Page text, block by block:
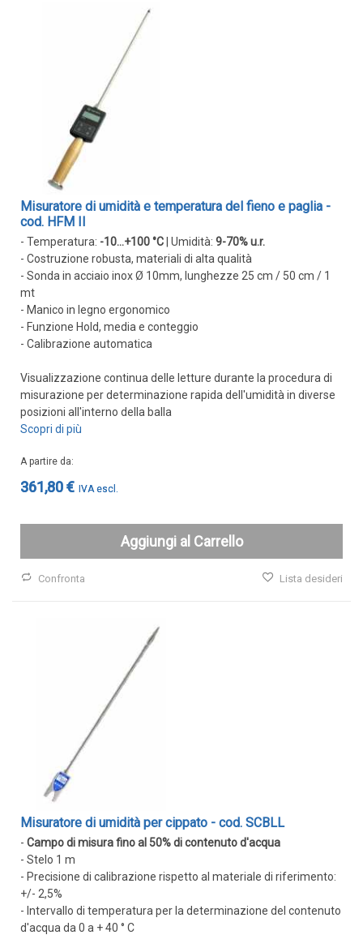
Misuratore di umidità e temperatura del fieno e paglia -
cod. HFM II
- Temperatura: -10...+100 °C | Umidità: 9-70% u.r.
- Costruzione robusta, materiali di alta qualità
- Sonda in acciaio inox Ø 10mm, lunghezze 25 cm / 50 cm / 1
mt
- Manico in legno ergonomico
- Funzione Hold, media e conteggio
- Calibrazione automatica
Visualizzazione continua delle letture durante la procedura di
misurazione per determinazione rapida dell'umidità in diverse
posizioni all'interno della balla
Scopri di più
A partire da
361,80 €
Aggiungi al Carrello
Lista desideri
Confronta
Misuratore di umidità per cippato - cod. SCBLL
- Campo di misura fino al 50% di contenuto d'acqua
- Stelo 1 m
- Precisione di calibrazione rispetto al materiale di riferimento:
+/- 2,5%
- Intervallo di temperatura per la determinazione del contenuto
d'acqua da 0 a + 40 ° C
Trasmettitori per testa
Termostati e Regolatori
Unità di controllo ambiente
Termostati e regolatori digitali
Termostati ambiente
Termostati a contatto
Termostati da canale
Termostati a capillare
Strumenti portatili
Termometri digitali
Sonde per termometri portatili
Sonde temperatura con asta/lancia
Cover e custodie
Pozzetti termometrici
Raccordi, Flange e Ganci
Colle, Grassi e Adesivi
Teste di connessione
Elementi intercambiabili
Sonde di umidità
Sonde umidità per canale
Sonde pioggia e antiallagamento
Rilevatori di condensa
Igrostati e Termoigrostati
Igrostati ambiente
Igrostati per canale
Strumenti portatili
Termo-igrometri ambiente
Strumenti di misura per materiali
Accessori e Ricambi
PRESSIONE